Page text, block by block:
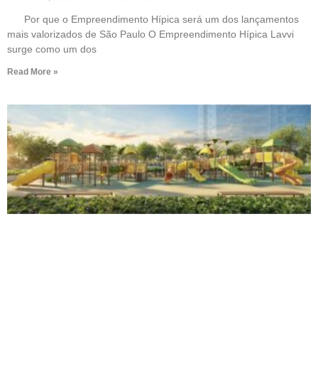
Por que o Empreendimento Hípica será um dos lançamentos
mais valorizados de São Paulo O Empreendimento Hípica Lavvi
surge como um dos
Read More »